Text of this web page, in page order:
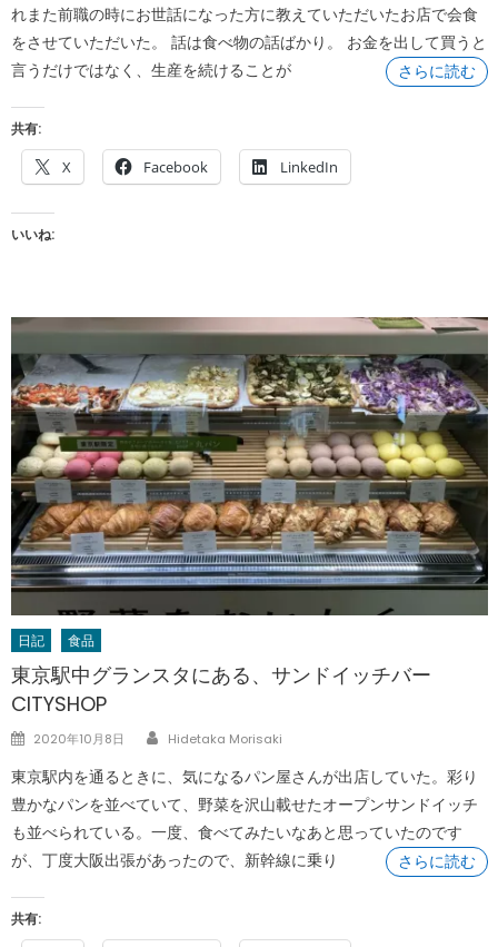
れまた前職の時にお世話になった方に教えていただいたお店で会食
をさせていただいた。 話は食べ物の話ばかり。 お金を出して買うと
言うだけではなく、生産を続けることが
さらに読む
共有:
X Facebook LinkedIn
いいね:
日記 食品
東京駅中グランスタにある、サンドイッチバー
CITYSHOP
Posted
2020年10月8日 Author
Hidetaka Morisaki
東京駅内を通るときに、気になるパン屋さんが出店していた。彩り
豊かなパンを並べていて、野菜を沢山載せたオープンサンドイッチ
も並べられている。一度、食べてみたいなあと思っていたのです
が、丁度大阪出張があったので、新幹線に乗り
さらに読む
共有: